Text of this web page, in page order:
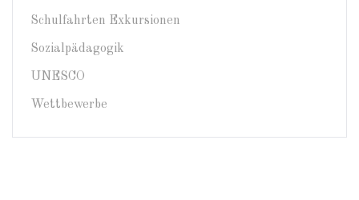
Schulfahrten Exkursionen
Sozialpädagogik
UNESCO
Wettbewerbe